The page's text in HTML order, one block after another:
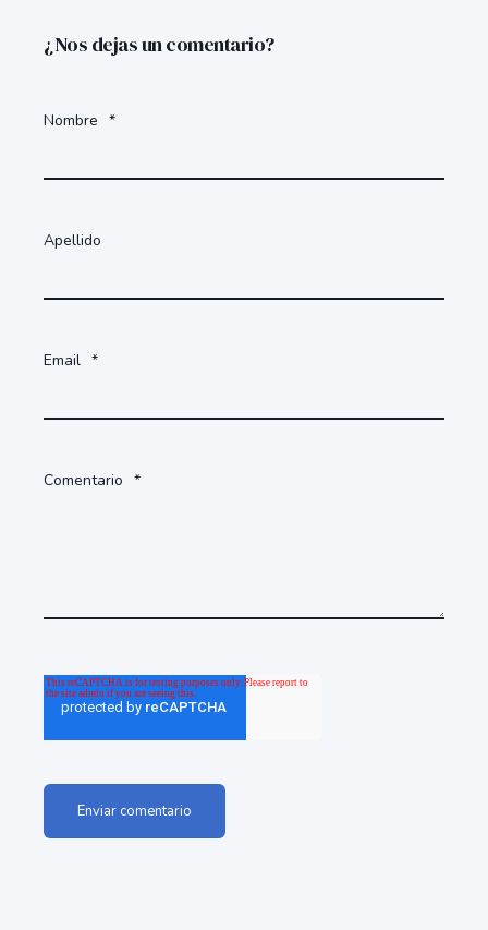
¿Nos dejas un comentario?
Nombre *
Apellido
Email *
Comentario *